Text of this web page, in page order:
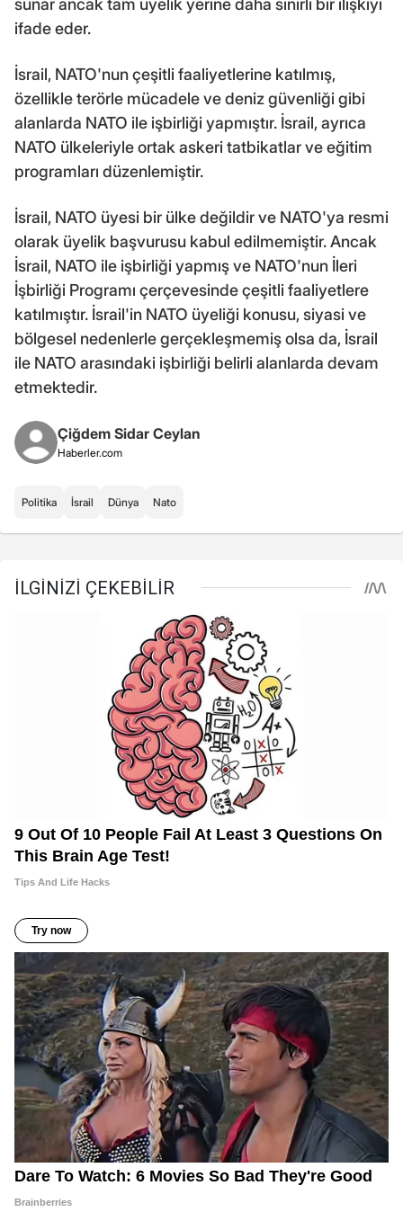
sunar ancak tam üyelik yerine daha sınırlı bir ilişkiyi
ifade eder.
İsrail, NATO'nun çeşitli faaliyetlerine katılmış,
özellikle terörle mücadele ve deniz güvenliği gibi
alanlarda NATO ile işbirliği yapmıştır. İsrail, ayrıca
NATO ülkeleriyle ortak askeri tatbikatlar ve eğitim
programları düzenlemiştir.
İsrail, NATO üyesi bir ülke değildir ve NATO'ya resmi
olarak üyelik başvurusu kabul edilmemiştir. Ancak
İsrail, NATO ile işbirliği yapmış ve NATO'nun İleri
İşbirliği Programı çerçevesinde çeşitli faaliyetlere
katılmıştır. İsrail'in NATO üyeliği konusu, siyasi ve
bölgesel nedenlerle gerçekleşmemiş olsa da, İsrail
ile NATO arasındaki işbirliği belirli alanlarda devam
etmektedir.
Çiğdem Sidar Ceylan
Haberler.com
Politika İsrail Dünya Nato